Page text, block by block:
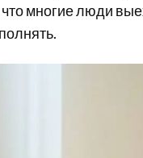
что многие люди